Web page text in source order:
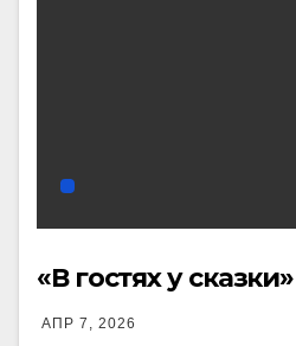
«В гостях у сказки»
АПР 7, 2026